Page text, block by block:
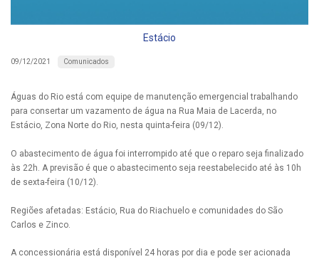
Estácio
09/12/2021 Comunicados
Águas do Rio está com equipe de manutenção emergencial trabalhando
para consertar um vazamento de água na Rua Maia de Lacerda, no
Estácio, Zona Norte do Rio, nesta quinta-feira (09/12).
O abastecimento de água foi interrompido até que o reparo seja finalizado
às 22h. A previsão é que o abastecimento seja reestabelecido até às 10h
de sexta-feira (10/12).
Regiões afetadas: Estácio, Rua do Riachuelo e comunidades do São
Carlos e Zinco.
A concessionária está disponível 24 horas por dia e pode ser acionada